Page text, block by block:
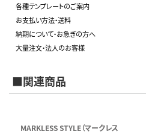
各種テンプレートのご案内
お支払い方法・送料
納期について・お急ぎの方へ
大量注文・法人のお客様
■関連商品
MARKLESS STYLE（マークレス